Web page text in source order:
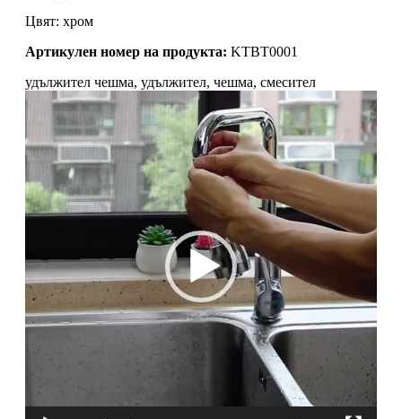
Цвят: хром
Артикулен номер на продукта: KTBT0001
удължител чешма, удължител, чешма, смесител
Видео